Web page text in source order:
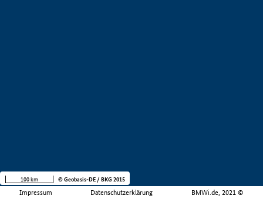
Impressum Datenschutzerklärung BMWi.de, 2021 ©
100 km © Geobasis-DE / BKG 2015